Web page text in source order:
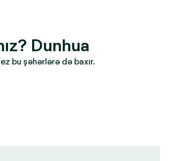
Dunhua
bu şəhərlərə də baxır.